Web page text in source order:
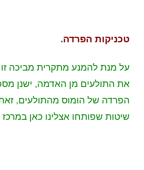
טכניקות הפרדה.
על מנת להמנע מתקרית מביכה זו
את התולעים מן האדמה, ישנן
הפרדה של הומוס מהתולעים,
שיטות שפותחו אצלינו כאן במרכז